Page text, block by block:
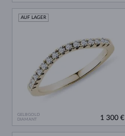
GELBGOLD
DIAMANT
AUF LAGER
1 300 €